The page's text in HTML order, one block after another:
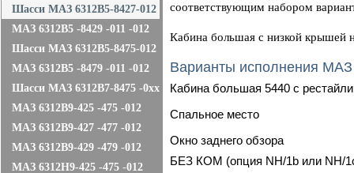
Шасси МАЗ 6312В5-8427-012
МАЗ 6312В5 -8429 -011 -012
Шасси МАЗ 6312В5-8475-012
МАЗ 6312В5 -8479 -011 -012
Шасси МАЗ 6312В7-8475 -0хх
МАЗ 6312B9-425 -475 -012
МАЗ 6312B9-427 -477 -012
МАЗ 6312B9-429 -479 -012
МАЗ 6312Н9-425 -475 -012
соответствующим набором
Кабина большая с низкой крышей
Варианты исполнения
Кабина большая 5440 с
Cпальное место
Окно заднего обзора
БЕЗ КОМ (опция NH/1b или NH/